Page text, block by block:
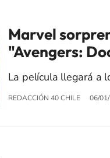
Marvel
"Avengers:
La película llegará a
REDACCIÓN 40 CHILE 06/